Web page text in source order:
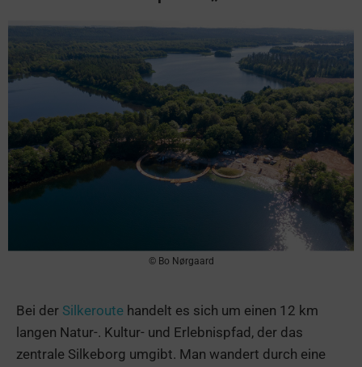
© Bo Nørgaard
Bei der Silkeroute handelt es sich um einen 12 km
langen Natur-. Kultur- und Erlebnispfad, der das
zentrale Silkeborg umgibt. Man wandert durch eine